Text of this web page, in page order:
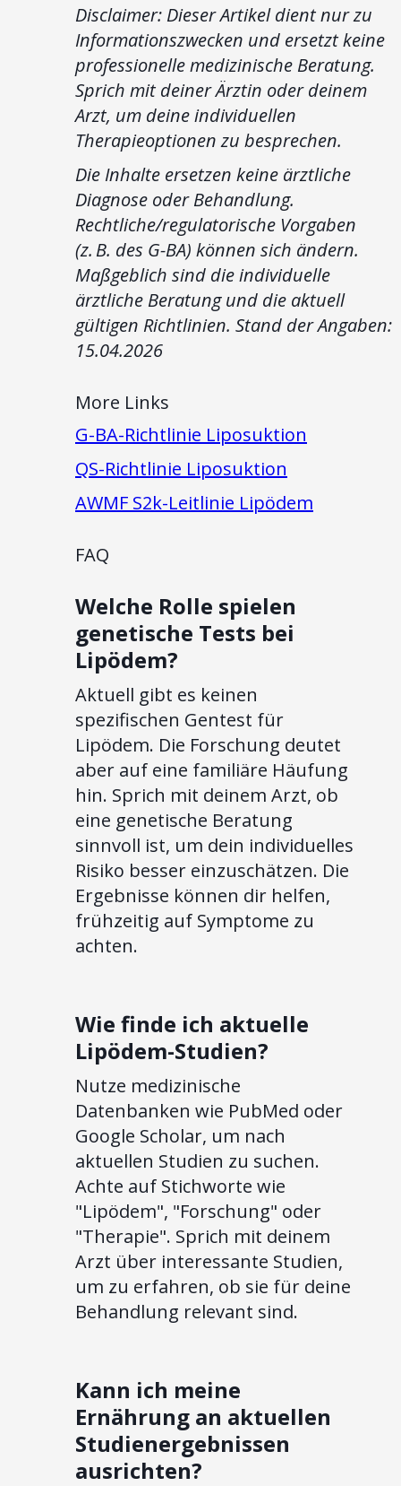
Disclaimer: Dieser Artikel dient nur zu
Informationszwecken und ersetzt keine
professionelle medizinische Beratung.
Sprich mit deiner Ärztin oder deinem
Arzt, um deine individuellen
Therapieoptionen zu besprechen.
Die Inhalte ersetzen keine ärztliche
Diagnose oder Behandlung.
Rechtliche/regulatorische Vorgaben
(z. B. des G-BA) können sich ändern.
Maßgeblich sind die individuelle
ärztliche Beratung und die aktuell
gültigen Richtlinien. Stand der Angaben:
15.04.2026
More Links
G-BA-Richtlinie Liposuktion
QS-Richtlinie Liposuktion
AWMF S2k-Leitlinie Lipödem
FAQ
Welche Rolle spielen
genetische Tests bei
Lipödem?
Aktuell gibt es keinen
spezifischen Gentest für
Lipödem. Die Forschung deutet
aber auf eine familiäre Häufung
hin. Sprich mit deinem Arzt, ob
eine genetische Beratung
sinnvoll ist, um dein individuelles
Risiko besser einzuschätzen. Die
Ergebnisse können dir helfen,
frühzeitig auf Symptome zu
achten.
Wie finde ich aktuelle
Lipödem-Studien?
Nutze medizinische
Datenbanken wie PubMed oder
Google Scholar, um nach
aktuellen Studien zu suchen.
Achte auf Stichworte wie
"Lipödem", "Forschung" oder
"Therapie". Sprich mit deinem
Arzt über interessante Studien,
um zu erfahren, ob sie für deine
Behandlung relevant sind.
Kann ich meine
Ernährung an aktuellen
Studienergebnissen
ausrichten?